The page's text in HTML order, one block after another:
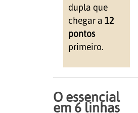
dupla que
chegar a 12
pontos
primeiro.
O essencial
em 6 linhas